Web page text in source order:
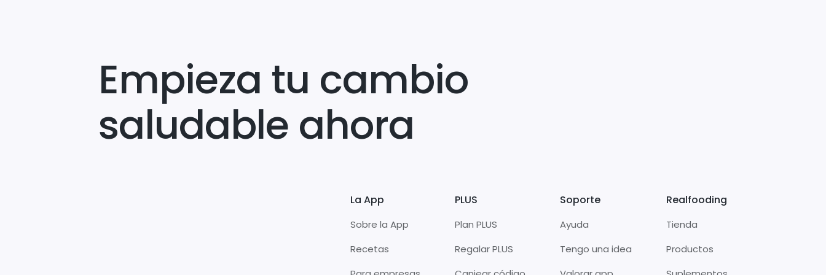
Empieza tu cambio
saludable ahora
La App
Sobre la App
Recetas
PLUS
Plan PLUS
Regalar PLUS
Soporte
Ayuda
Tengo una idea
Realfooding
Tienda
Productos